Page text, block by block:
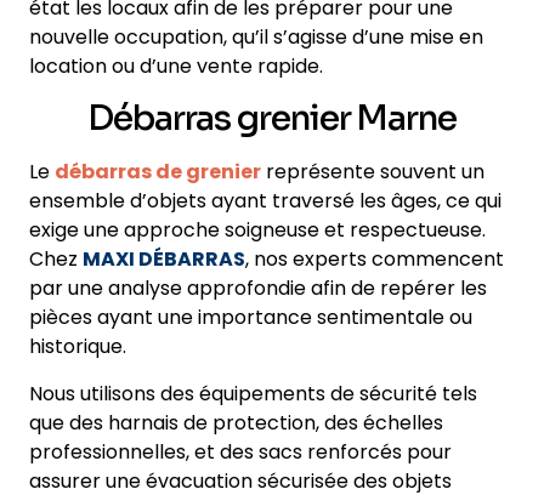
état les locaux afin de les préparer pour une
nouvelle occupation, qu’il s’agisse d’une mise en
location ou d’une vente rapide.
Débarras grenier Marne
Le débarras de grenier représente souvent un
ensemble d’objets ayant traversé les âges, ce qui
exige une approche soigneuse et respectueuse.
Chez MAXI DÉBARRAS, nos experts commencent
par une analyse approfondie afin de repérer les
pièces ayant une importance sentimentale ou
historique.
Nous utilisons des équipements de sécurité tels
que des harnais de protection, des échelles
professionnelles, et des sacs renforcés pour
assurer une évacuation sécurisée des objets